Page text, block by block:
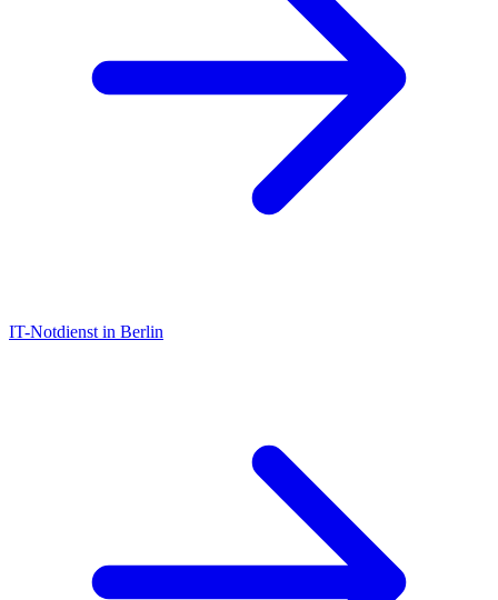
IT-Notdienst in Berlin